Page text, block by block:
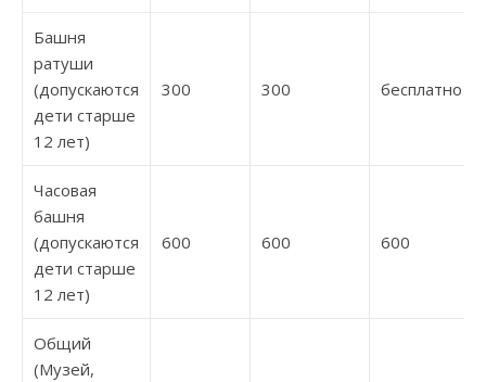
Башня
ратуши
(допускаются
дети старше
12 лет)
300 300 бесплатно
Часовая
башня
(допускаются
дети старше
12 лет)
600 600 600
Общий
(Музей,